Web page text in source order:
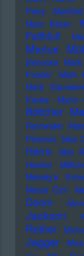
Perry
Marc Bolan
Faithfull
Marius
Benecke
Forster
Mark
Mark
Kavka
Marlo
Böttcher
Rainwater
Phoenix Max
Herre
Max
Hecker
Melody's
Mesut Özil
Doom
Jackson
Rother
Jagger